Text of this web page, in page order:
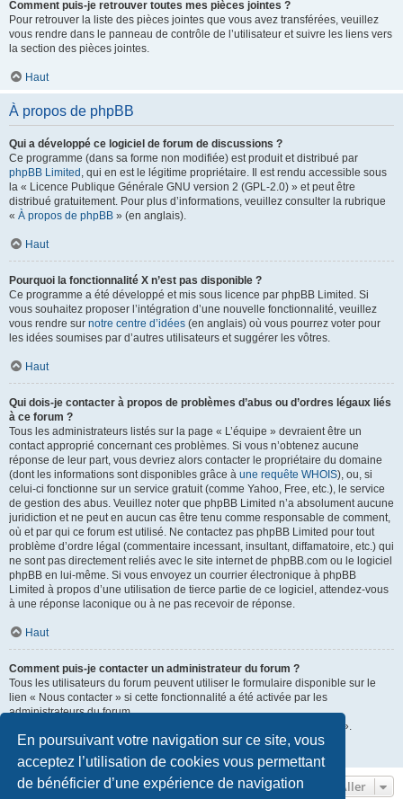
En poursuivant votre navigation sur ce site, vous
acceptez l’utilisation de cookies vous permettant
de bénéficier d’une expérience de navigation
Comment puis-je retrouver toutes mes pièces jointes ?
Pour retrouver la liste des pièces jointes que vous avez transférées, veuillez
vous rendre dans le panneau de contrôle de l’utilisateur et suivre les liens vers
la section des pièces jointes.
Haut
À propos de phpBB
Qui a développé ce logiciel de forum de discussions ?
Ce programme (dans sa forme non modifiée) est produit et distribué par
phpBB Limited , qui en est le légitime propriétaire. Il est rendu accessible sous
la « Licence Publique Générale GNU version 2 (GPL-2.0) » et peut être
distribué gratuitement. Pour plus d’informations, veuillez consulter la rubrique
« À propos de phpBB » (en anglais).
Haut
Pourquoi la fonctionnalité X n’est pas disponible ?
Ce programme a été développé et mis sous licence par phpBB Limited. Si
vous souhaitez proposer l’intégration d’une nouvelle fonctionnalité, veuillez
vous rendre sur notre centre d’idées (en anglais) où vous pourrez voter pour
les idées soumises par d’autres utilisateurs et suggérer les vôtres.
Haut
Qui dois-je contacter à propos de problèmes d’abus ou d’ordres légaux liés
à ce forum ?
Tous les administrateurs listés sur la page « L’équipe » devraient être un
contact approprié concernant ces problèmes. Si vous n’obtenez aucune
réponse de leur part, vous devriez alors contacter le propriétaire du domaine
(dont les informations sont disponibles grâce à une requête WHOIS), ou, si
celui-ci fonctionne sur un service gratuit (comme Yahoo, Free, etc.), le service
de gestion des abus. Veuillez noter que phpBB Limited n’a absolument aucune
juridiction et ne peut en aucun cas être tenu comme responsable de comment,
où et par qui ce forum est utilisé. Ne contactez pas phpBB Limited pour tout
problème d’ordre légal (commentaire incessant, insultant, diffamatoire, etc.) qui
ne sont pas directement reliés avec le site internet de phpBB.com ou le logiciel
phpBB en lui-même. Si vous envoyez un courrier électronique à phpBB
Limited à propos d’une utilisation de tierce partie de ce logiciel, attendez-vous
à une réponse laconique ou à ne pas recevoir de réponse.
Haut
Comment puis-je contacter un administrateur du forum ?
Tous les utilisateurs du forum peuvent utiliser le formulaire disponible sur le
lien « Nous contacter » si cette fonctionnalité a été activée par les
administrateurs du forum.
Les membres du forum peuvent également utiliser le lien « L’équipe ».
Aller